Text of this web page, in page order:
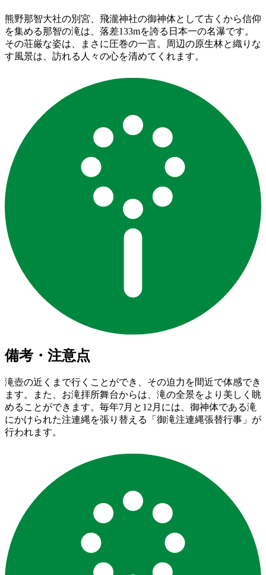
熊野那智大社の別宮、飛瀧神社の御神体として古くから信仰
を集める那智の滝は、落差133mを誇る日本一の名瀑です。
その荘厳な姿は、まさに圧巻の一言。周辺の原生林と織りな
す風景は、訪れる人々の心を清めてくれます。
備考・注意点
滝壺の近くまで行くことができ、その迫力を間近で体感でき
ます。また、お滝拝所舞台からは、滝の全景をより美しく眺
めることができます。毎年7月と12月には、御神体である滝
にかけられた注連縄を張り替える「御滝注連縄張替行事」が
行われます。